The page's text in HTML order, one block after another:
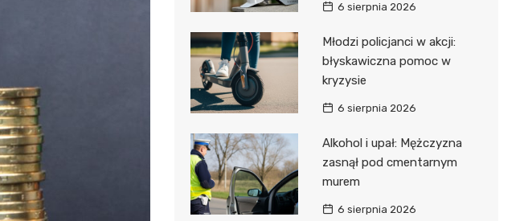
6 sierpnia 2026
Młodzi policjanci w akcji:
błyskawiczna pomoc w
kryzysie
6 sierpnia 2026
Alkohol i upał: Mężczyzna
zasnął pod cmentarnym
murem
6 sierpnia 2026